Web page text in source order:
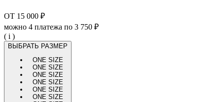
ОТ 15 000 ₽
можно 4 платежа по 3 750 ₽
( i )
ВЫБРАТЬ РАЗМЕР
ONE SIZE
ONE SIZE
ONE SIZE
ONE SIZE
ONE SIZE
ONE SIZE